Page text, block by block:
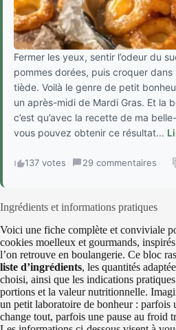
Fermer les yeux, sentir l’odeur du
pommes dorées, puis croquer
tiède. Voilà le genre de petit
un après-midi de Mardi Gras. Et la
c’est qu’avec la recette de ma
vous pouvez obtenir ce résultat...
137 votes · 29 commentaires ·
Ingrédients et informations pratiques
Voici une fiche complète et conviviale
cookies moelleux et gourmands,
l’on retrouve en boulangerie. Ce bloc
liste d’ingrédients, les quantités
choisi, ainsi que les indications
portions et la valeur nutritionnelle.
un petit laboratoire de bonheur : parfois
change tout, parfois une pause au froid